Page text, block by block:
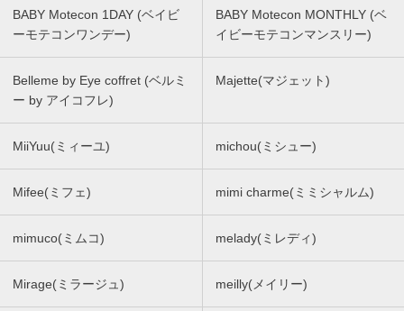
BABY Motecon 1DAY (ベイビ
ーモテコンワンデー)
BABY Motecon MONTHLY (ベ
イビーモテコンマンスリー)
Belleme by Eye coffret (ベルミ
ー by アイコフレ)
Majette(マジェット)
MiiYuu(ミィーユ) michou(ミシュー)
Mifee(ミフェ) mimi charme(ミミシャルム)
mimuco(ミムコ) melady(ミレディ)
Mirage(ミラージュ) meilly(メイリー)